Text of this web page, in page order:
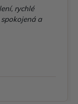
rychlé
a